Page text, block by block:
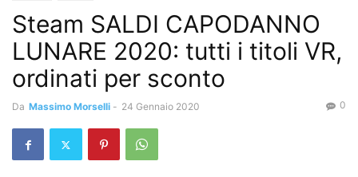
Steam SALDI CAPODANNO
LUNARE 2020: tutti i titoli VR,
ordinati per sconto
Da Massimo Morselli - 24 Gennaio 2020 0